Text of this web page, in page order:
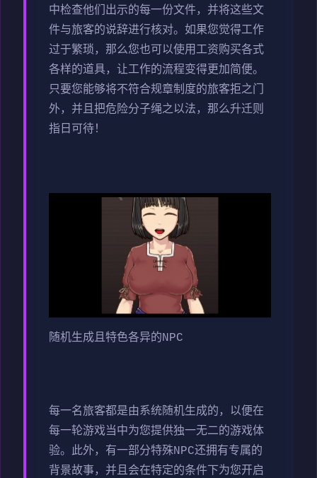
中检查他们出示的每一份文件，并将这些文
件与旅客的说辞进行核对。如果您觉得工作
过于繁琐，那么您也可以使用工资购买各式
各样的道具，让工作的流程变得更加简便。
只要您能够将不符合规章制度的旅客拒之门
外，并且把危险分子绳之以法，那么升迁则
指日可待！
随机生成且特色各异的NPC
每一名旅客都是由系统随机生成的，以便在
每一轮游戏当中为您提供独一无二的游戏体
验。此外，有一部分特殊NPC还拥有专属的
背景故事，并且会在特定的条件下为您开启